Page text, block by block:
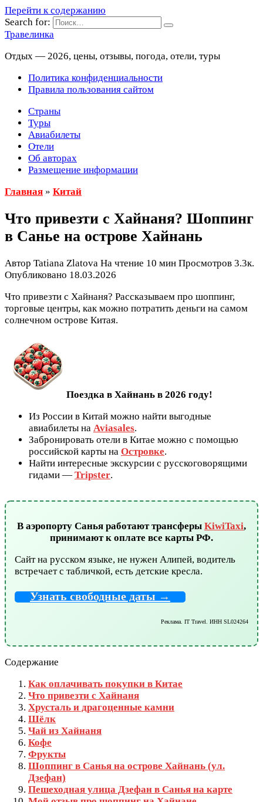
Перейти к содержанию
Search for:
Травелинка
Отдых — 2026, цены, отзывы, погода, отели, туры
Политика конфиденциальности
Правила пользования сайтом
Страны
Туры
Авиабилеты
Отели
Об авторах
Размещение информации
Главная » Китай
Что привезти с Хайнаня? Шоппинг
в Санье на острове Хайнань
Автор Tatiana Zlatova На чтение 10 мин Просмотров 3.3к.
Опубликовано 18.03.2026
Что привезти с Хайнаня? Рассказываем про шоппинг,
торговые центры, как можно потратить деньги на самом
солнечном острове Китая.
Поездка в Хайнань в 2026 году!
Из России в Китай можно найти выгодные
авиабилеты на Aviasales.
Забронировать отели в Китае можно с помощью
российской карты на Островке.
Найти интересные экскурсии с русскоговорящими
гидами — Tripster.
В аэропорту Санья работают трансферы KiwiTaxi,
принимают к оплате все карты РФ.
Сайт на русском языке, не нужен Алипей, водитель
встречает с табличкой, есть детские кресла.
Узнать свободные даты →
Реклама. IT Travel. ИНН SL024264
Содержание
Как оплачивать покупки в Китае
Что привезти с Хайнаня
Хрусталь и драгоценные камни
Шёлк
Чай из Хайнаня
Кофе
Фрукты
Шоппинг в Санья на острове Хайнань (ул.
Дзефан)
Пешеходная улица Дзефан в Санья на карте